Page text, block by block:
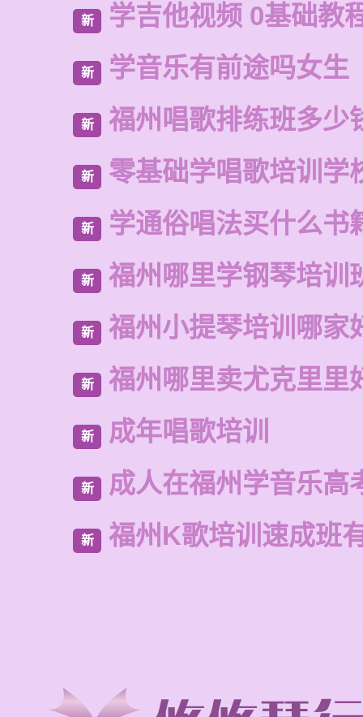
新 学吉他视频 0基础教
新 学音乐有前途吗女生
新 福州唱歌排练班多少
新 零基础学唱歌培训学
新 学通俗唱法买什么书
新 福州哪里学钢琴培训
新 福州小提琴培训哪家
新 福州哪里卖尤克里里
新 成年唱歌培训
新 成人在福州学音乐高
新 福州K歌培训速成班